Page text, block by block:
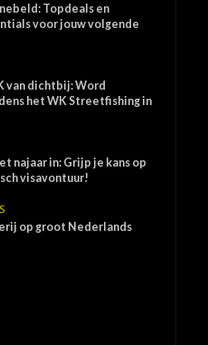
Topdeals en
voor jouw volgende
van dichtbij: Word
het WK Streetfishing in
najaar in: Grijp je kans op
visavontuur!
op groot Nederlands